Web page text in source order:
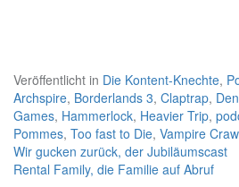
Veröffentlicht in Die Kontent-Knechte,
Archspire, Borderlands 3, Claptrap,
Games, Hammerlock, Heavier Trip,
Pommes, Too fast to Die, Vampire
Beitragsnavigation
Wir gucken zurück, der Jubiläumscast
Rental Family, die Familie auf Abruf